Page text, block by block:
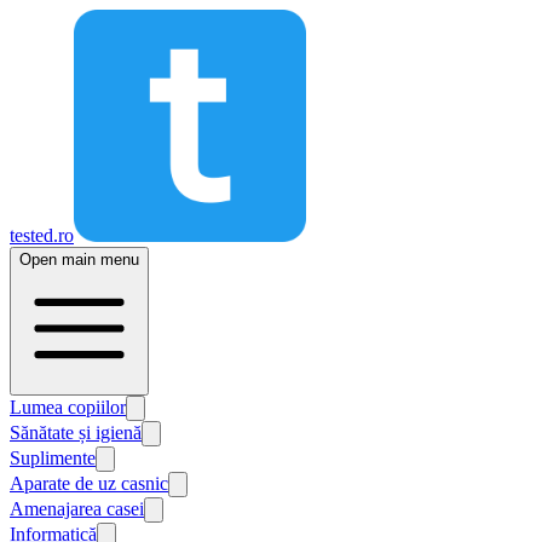
tested.ro
Open main menu
Lumea copiilor
Sănătate și igienă
Suplimente
Aparate de uz casnic
Amenajarea casei
Informatică